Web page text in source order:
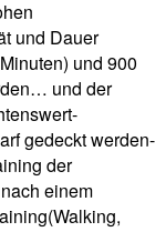
und Dauer
und 900
und der
gedeckt werden-
der
einem